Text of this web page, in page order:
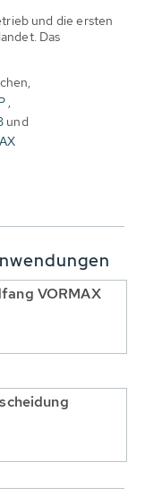
und die ersten
Das
,
und
VORMAX